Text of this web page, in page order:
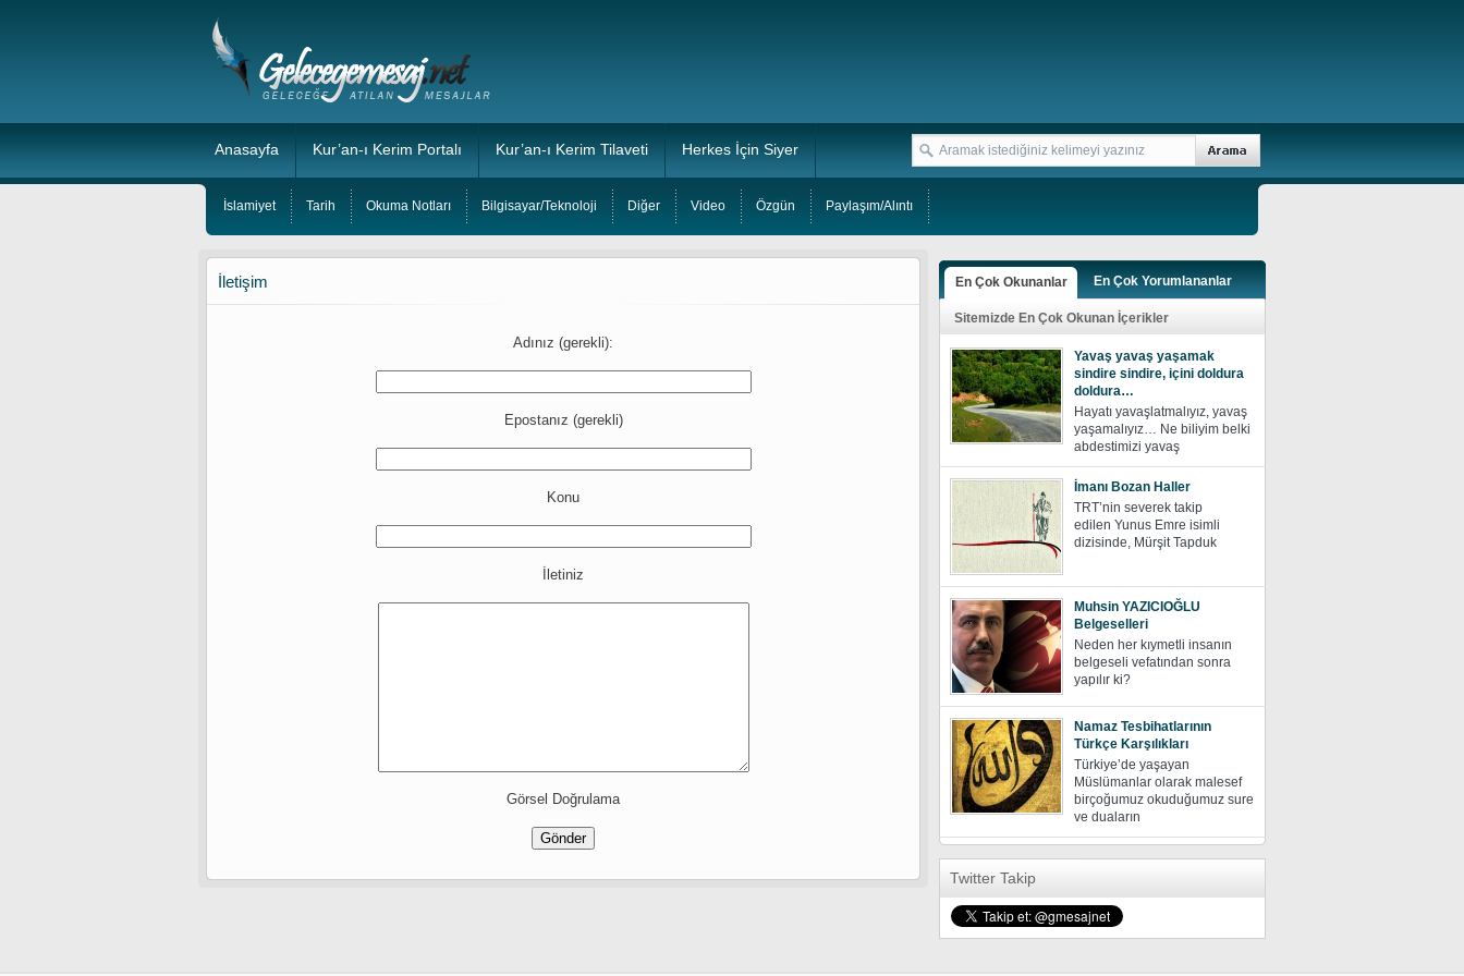
Anasayfa Kur’an-ı Kerim Portalı Kur’an-ı Kerim Tilaveti Herkes İçin Siyer
İslamiyet Tarih Okuma Notları Bilgisayar/Teknoloji Diğer Video Özgün Paylaşım/Alıntı
İletişim
Adınız (gerekli):
Epostanız (gerekli)
Konu
İletiniz
Görsel Doğrulama
En Çok Okunanlar En Çok Yorumlananlar
Sitemizde En Çok Okunan İçerikler
Yavaş yavaş yaşamak
sindire sindire, içini doldura
doldura…
Hayatı yavaşlatmalıyız, yavaş
yaşamalıyız… Ne biliyim belki
abdestimizi yavaş
İmanı Bozan Haller
TRT’nin severek takip
edilen Yunus Emre isimli
dizisinde, Mürşit Tapduk
Muhsin YAZICIOĞLU
Belgeselleri
Neden her kıymetli insanın
belgeseli vefatından sonra
yapılır ki?
Namaz Tesbihatlarının
Türkçe Karşılıkları
Türkiye’de yaşayan
Müslümanlar olarak malesef
birçoğumuz okuduğumuz sure
ve duaların
Twitter Takip